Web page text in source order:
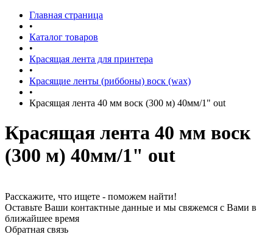
Главная страница
•
Каталог товаров
•
Красящая лента для принтера
•
Красящие ленты (риббоны) воск (wax)
•
Красящая лента 40 мм воск (300 м) 40мм/1" out
Красящая лента 40 мм воск
(300 м) 40мм/1" out
Расскажите, что ищете - поможем найти!
Оставьте Ваши контактные данные и мы свяжемся с Вами в
ближайшее время
Обратная связь